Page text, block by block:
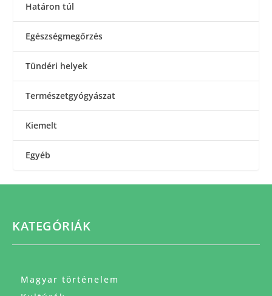
Határon túl
Egészségmegőrzés
Tündéri helyek
Természetgyógyászat
Kiemelt
Egyéb
KATEGÓRIÁK
Magyar történelem